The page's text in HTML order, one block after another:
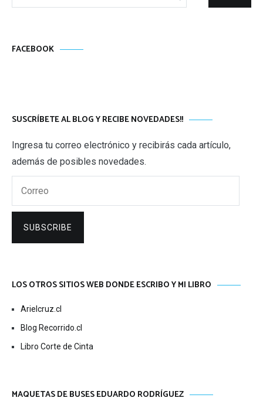
FACEBOOK
SUSCRÍBETE AL BLOG Y RECIBE NOVEDADES!!
Ingresa tu correo electrónico y recibirás cada artículo,
además de posibles novedades.
SUBSCRIBE
LOS OTROS SITIOS WEB DONDE ESCRIBO Y MI LIBRO
Arielcruz.cl
Blog Recorrido.cl
Libro Corte de Cinta
MAQUETAS DE BUSES EDUARDO RODRÍGUEZ